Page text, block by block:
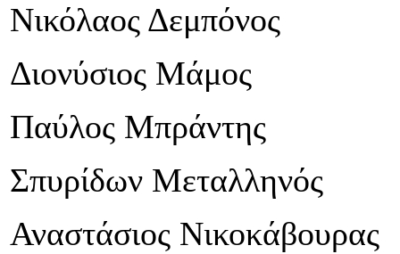
Νικόλαος Δεμπόνος
Διονύσιος Μάμος
Παύλος Μπράντης
Σπυρίδων Μεταλληνός
Αναστάσιος Νικοκάβουρας